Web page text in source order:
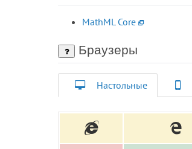
MathML Core
Браузеры
Настольные